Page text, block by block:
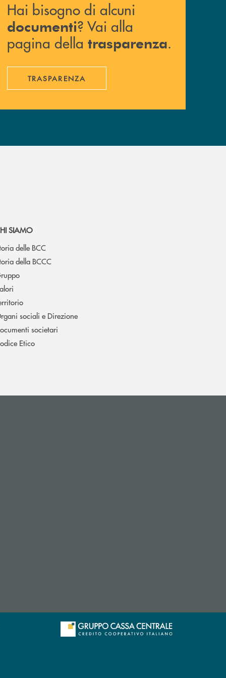
Hai bisogno di alcuni
documenti? Vai alla
pagina della trasparenza.
TRASPARENZA
SIAMO
delle BCC
della BCCC
sociali e Direzione
societari
Etico
di posta elettronica)